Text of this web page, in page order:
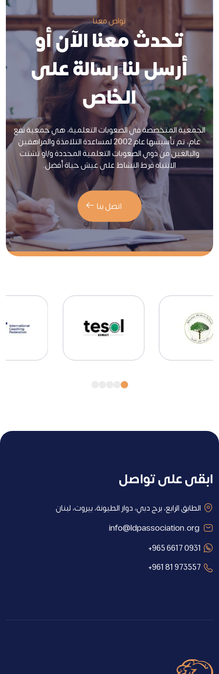
تواص معنا
تحدث معنا الآن أو
أرسل لنا رسالة على
الخاص
الجمعية المتخصصة في الصعوبات التعلمية، هي جمعية نفع
عام، تم تأسيسها عام 2002 لمساعدة التلامذة والمراهقين
والبالغين من ذوي الصعوبات التعلمية المحددة و/او تشتت
الانتباه فرط النشاط على عيش حياة أفضل.
اتصل بنا
ابقى على تواصل
الطابق الرابع، برج دبي، دوار الطيونة، بيروت، لبنان
info@ldpassociation.org
+965 6617 0931
+961 81 973557